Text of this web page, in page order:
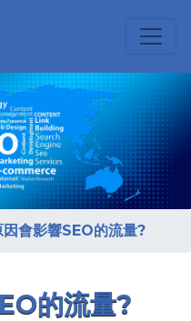
因會影響SEO的流量?
的流量?